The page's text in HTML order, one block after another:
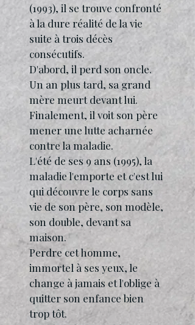
(1993), il se trouve confronté
à la dure réalité de la vie
suite à trois décès
consécutifs.
D'abord, il perd son oncle.
Un an plus tard, sa grand
mère meurt devant lui.
Finalement, il voit son père
mener une lutte acharnée
contre la maladie.
L'été de ses 9 ans (1995), la
maladie l'emporte et c'est lui
qui découvre le corps sans
vie de son père, son modèle,
son double, devant sa
maison.
Perdre cet homme,
immortel à ses yeux, le
change à jamais et l'oblige à
quitter son enfance bien
trop tôt.